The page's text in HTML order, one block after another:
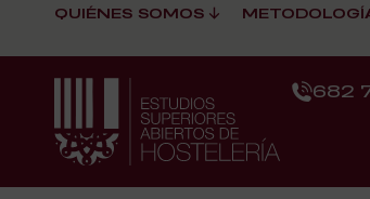
QUIÉNES SOMOS
682